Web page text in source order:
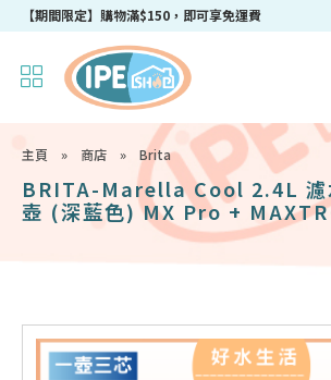
【期間限定】購物滿$150，即可享免運費
主頁 » 商店 » Brita
BRITA-Marella Cool 2.4L 濾
壺 (深藍色) MX Pro +
PRO Pure Performance 純淨